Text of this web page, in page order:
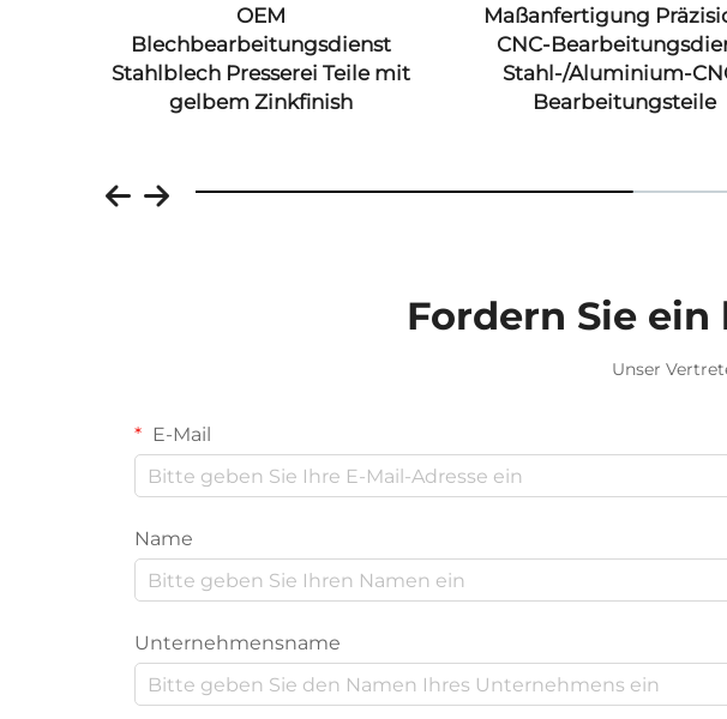
OEM
Blechbearbeitungsdienst
Stahlblech Presserei Teile mit
gelbem Zinkfinish
Maßanfertigung
CNC-
Stahl-/Aluminium-
Bearbeitungsteile
Fordern Sie
Unser
E-Mail
Name
Unternehmensname